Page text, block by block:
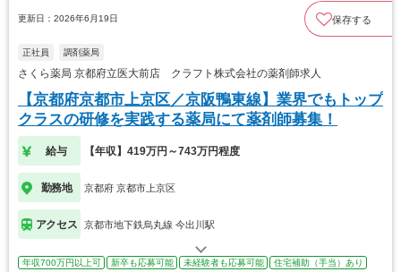
更新日：2026年6月19日 保存する
正社員 調剤薬局
さくら薬局 京都府立医大前店 クラフト株式会社の薬剤師求人
【京都府京都市上京区／京阪鴨東線】業界でもトップ
クラスの研修を実践する薬局にて薬剤師募集！
給与 【年収】419万円～743万円程度
勤務地 京都府 京都市上京区
アクセス 京都市地下鉄烏丸線 今出川駅
年収700万円以上可 新卒も応募可能 未経験者も応募可能
住宅補助（手当）あり